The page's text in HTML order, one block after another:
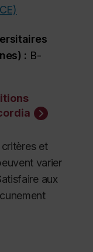
: B-
et
varier
aux